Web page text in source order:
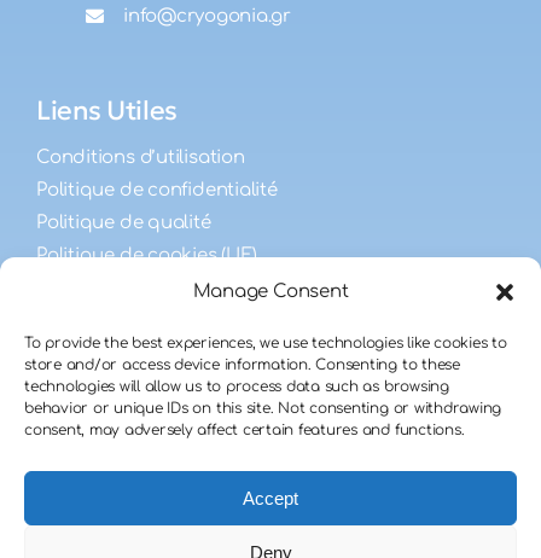
Manage Consent
To provide the best experiences, we use technologies like cookies to
store and/or access device information. Consenting to these
technologies will allow us to process data such as browsing
behavior or unique IDs on this site. Not consenting or withdrawing
consent, may adversely affect certain features and functions.
Accept
Deny
info@cryogonia.gr
Liens Utiles
Conditions d’utilisation
Politique de confidentialité
Politique de qualité
Politique de cookies (UE)
FAQ
FAQ sur la fécondité masculine
FAQ des receveurs